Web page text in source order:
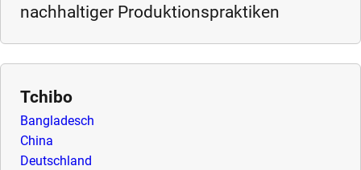
nachhaltiger Produktionspraktiken
Tchibo
Bangladesch
China
Deutschland